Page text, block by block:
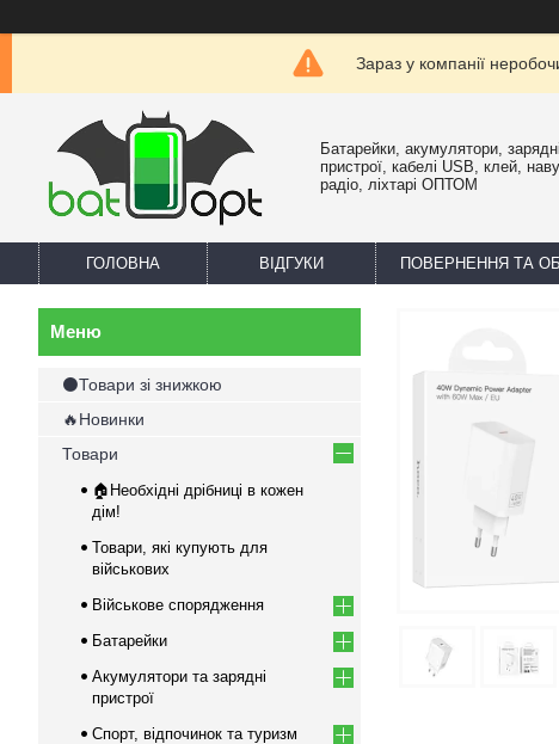
Зараз у компанії
Батарейки, акумулятори, зарядні
пристрої, кабелі USB, клей,
радіо, ліхтарі ОПТОМ
ГОЛОВНА ВІДГУКИ ПОВЕРНЕННЯ ТА
⚫Товари зі знижкою
🔥Новинки
Товари
🏠Необхідні дрібниці в кожен
дім!
Товари, які купують для
військових
Військове спорядження
Батарейки
Акумулятори та зарядні
пристрої
Спорт, відпочинок та туризм